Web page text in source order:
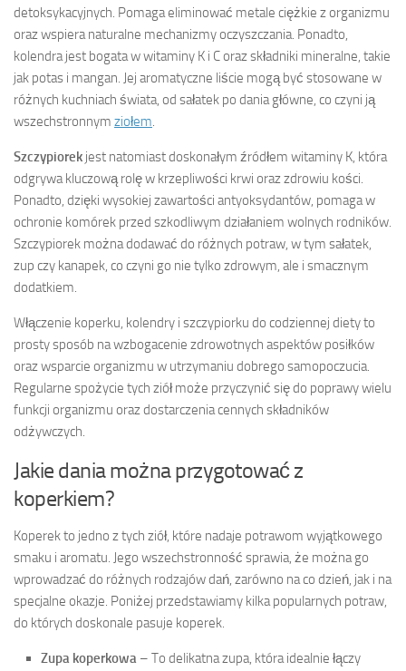
detoksykacyjnych. Pomaga eliminować metale ciężkie z organizmu
oraz wspiera naturalne mechanizmy oczyszczania. Ponadto,
kolendra jest bogata w witaminy K i C oraz składniki mineralne, takie
jak potas i mangan. Jej aromatyczne liście mogą być stosowane w
różnych kuchniach świata, od sałatek po dania główne, co czyni ją
wszechstronnym ziołem.
Szczypiorek jest natomiast doskonałym źródłem witaminy K, która
odgrywa kluczową rolę w krzepliwości krwi oraz zdrowiu kości.
Ponadto, dzięki wysokiej zawartości antyoksydantów, pomaga w
ochronie komórek przed szkodliwym działaniem wolnych rodników.
Szczypiorek można dodawać do różnych potraw, w tym sałatek,
zup czy kanapek, co czyni go nie tylko zdrowym, ale i smacznym
dodatkiem.
Włączenie koperku, kolendry i szczypiorku do codziennej diety to
prosty sposób na wzbogacenie zdrowotnych aspektów posiłków
oraz wsparcie organizmu w utrzymaniu dobrego samopoczucia.
Regularne spożycie tych ziół może przyczynić się do poprawy wielu
funkcji organizmu oraz dostarczenia cennych składników
odżywczych.
Jakie dania można przygotować z
koperkiem?
Koperek to jedno z tych ziół, które nadaje potrawom wyjątkowego
smaku i aromatu. Jego wszechstronność sprawia, że można go
wprowadzać do różnych rodzajów dań, zarówno na co dzień, jak i na
specjalne okazje. Poniżej przedstawiamy kilka popularnych potraw,
do których doskonale pasuje koperek.
Zupa koperkowa – To delikatna zupa, która idealnie łączy